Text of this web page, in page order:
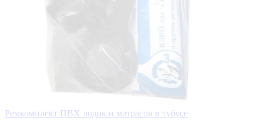
Ремкомплект ПВХ лодок и матрасов в тубусе